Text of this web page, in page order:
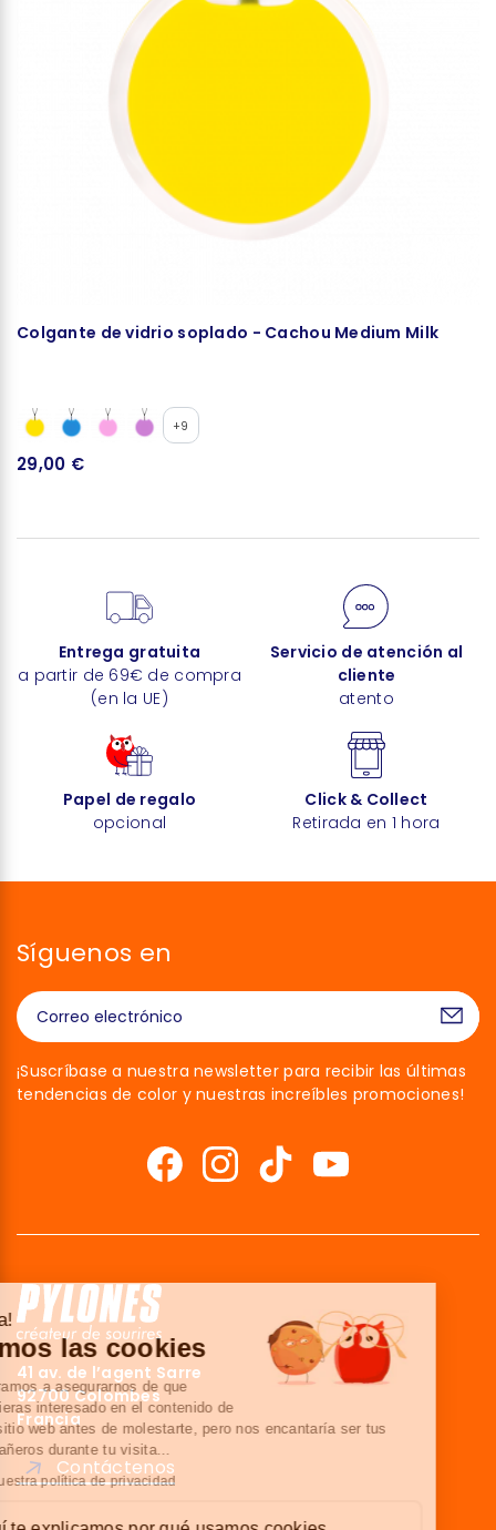
Colgante de vidrio soplado - Cachou Medium Milk
+9
29,00 €
Entrega gratuita
a partir de 69€ de compra
(en la UE)
Servicio de atención al
cliente
atento
Papel de regalo
opcional
Click & Collect
Retirada en 1 hora
Síguenos en
¡Suscríbase a nuestra newsletter para recibir las últimas
tendencias de color y nuestras increíbles promociones!
41 av. de l’agent Sarre
92700 Colombes
Francia
Contáctenos
¡Hola!
Somos las cookies
Esperamos a asegurarnos de que
estuvieras interesado en el contenido de
este sitio web antes de molestarte, pero nos encantaría ser tus
compañeros durante tu visita...
Lee nuestra política de privacidad